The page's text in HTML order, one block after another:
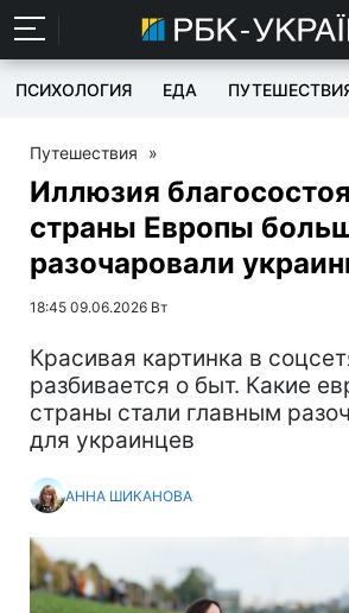
ПСИХОЛОГИЯ ЕДА
Путешествия »
Иллюзия
страны Европы
разочаровали
18:45 09.06.2026 Вт
Красивая картинка в
разбивается о быт. Какие
страны стали главным
для украинцев
АННА ШИКАНОВА